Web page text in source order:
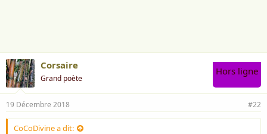
Corsaire
Grand poète
Hors ligne
19 Décembre 2018 #22
CoCoDivine a dit: